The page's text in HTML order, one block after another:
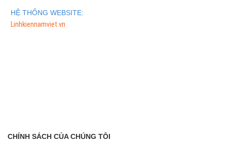
HỆ THỐNG WEBSITE:
Linhkiennamviet.vn
CHÍNH SÁCH CỦA CHÚNG TÔI